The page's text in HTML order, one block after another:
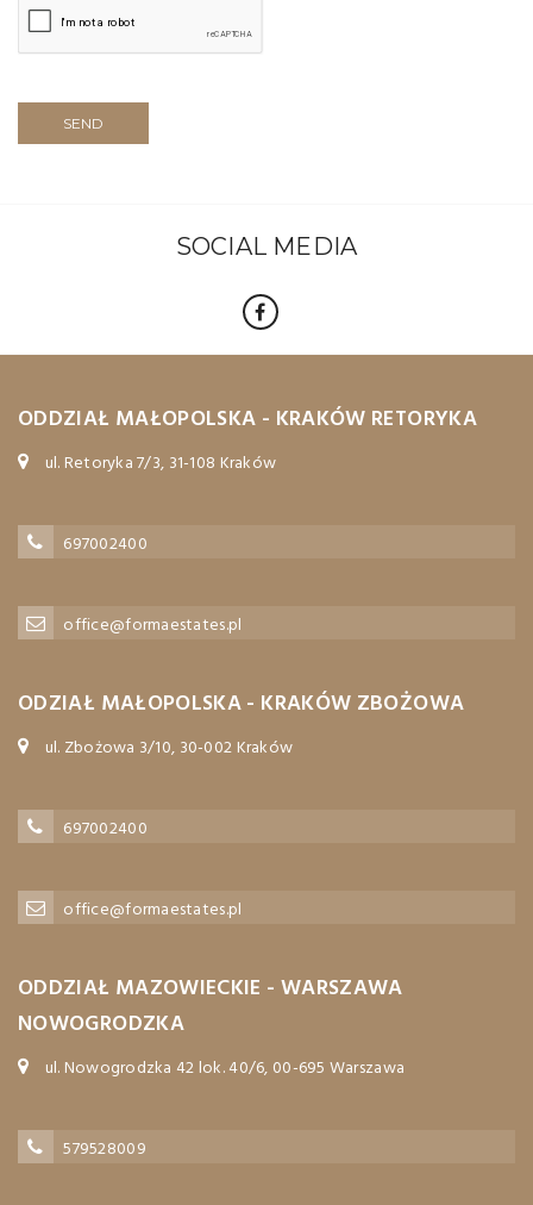
SEND
SOCIAL MEDIA
ODDZIAŁ MAŁOPOLSKA - KRAKÓW RETORYKA
ul. Retoryka 7/3, 31-108 Kraków
697002400
office@formaestates.pl
ODZIAŁ MAŁOPOLSKA - KRAKÓW ZBOŻOWA
ul. Zbożowa 3/10, 30-002 Kraków
697002400
office@formaestates.pl
ODDZIAŁ MAZOWIECKIE - WARSZAWA
NOWOGRODZKA
ul. Nowogrodzka 42 lok. 40/6, 00-695 Warszawa
579528009